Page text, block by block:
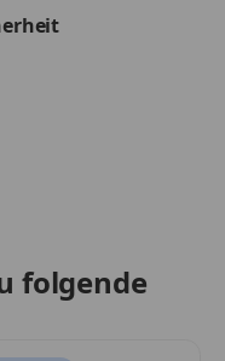
folgende